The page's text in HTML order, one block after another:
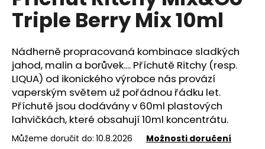
0,0
hvězdiček.
Triple Berry Mix 10ml
Nádherně propracovaná kombinace sladkých
jahod, malin a borůvek.... Příchutě Ritchy (resp.
LIQUA) od ikonického výrobce nás provází
vaperským světem už pořádnou řádku let.
Příchutě jsou dodávány v 60ml plastových
lahvičkách, které obsahují 10ml koncentrátu.
Můžeme doručit do: 10.8.2026 Možnosti doručení
a
í
t
?
HLEDAT